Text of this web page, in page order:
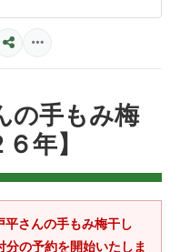
の手もみ梅
年】
さんの手もみ梅干し
の予約を開始いたしま